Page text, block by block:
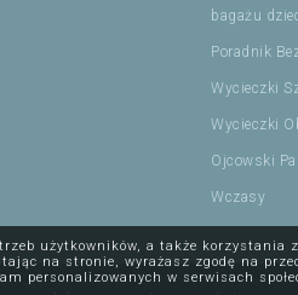
bagażu
Poradnik
Wycieczki
Wycieczki
Ojcowski
Wczasy
użytkowników, a także
na stronie, wyrażasz zgodę na
personalizowanych w serwisach